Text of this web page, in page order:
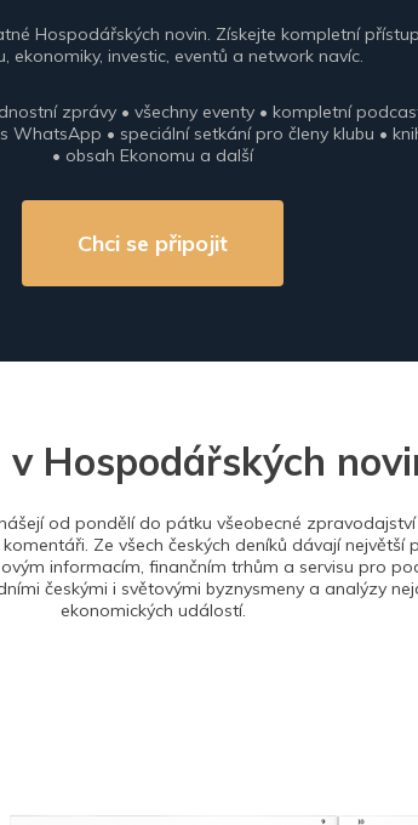
Hospodářských novin. Získejte kompletní
ekonomiky, investic, eventů a network navíc.
zprávy • všechny eventy • kompletní
WhatsApp • speciální setkání pro členy klubu •
• obsah Ekonomu a další
Chci se připojit
v Hospodářských
od pondělí do pátku všeobecné zpravodajství
Ze všech českých deníků dávají největší
informacím, finančním trhům a servisu pro
českými i světovými byznysmeny a analýzy
ekonomických událostí.